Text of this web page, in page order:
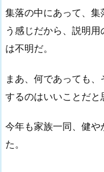
集落の中にあって、
う感じだから、説明
は不明だ。
まあ、何であっても
するのはいいことだと
今年も家族一同、健
た。